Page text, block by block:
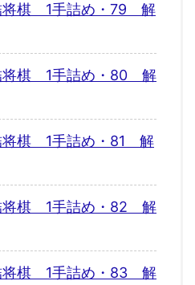
将棋 1手詰め・79 解
将棋 1手詰め・80 解
将棋 1手詰め・81 解
将棋 1手詰め・82 解
将棋 1手詰め・83 解